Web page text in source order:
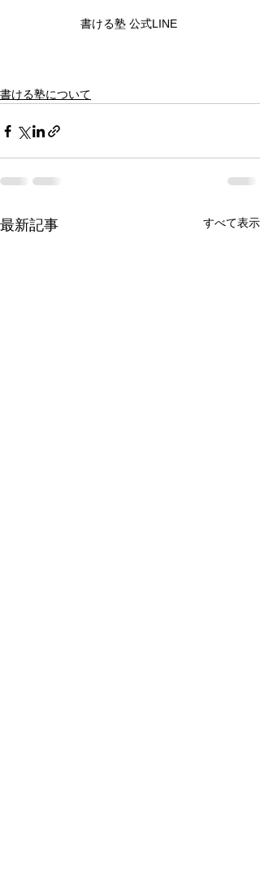
書ける塾 公式LINE
書ける塾について
最新記事 すべて表示